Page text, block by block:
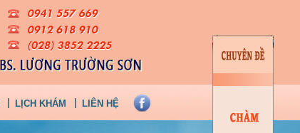
LỊCH KHÁM LIÊN HỆ